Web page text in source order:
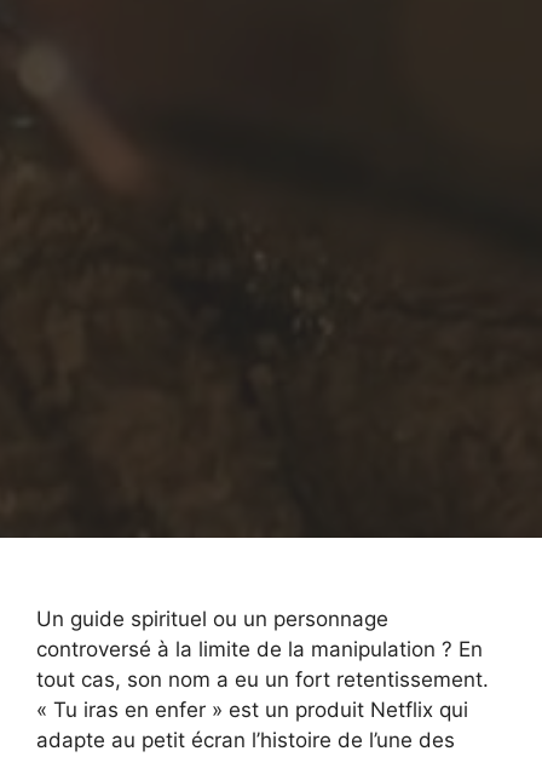
Un guide spirituel ou un personnage
controversé à la limite de la manipulation ? En
tout cas, son nom a eu un fort retentissement.
« Tu iras en enfer » est un produit Netflix qui
adapte au petit écran l’histoire de l’une des